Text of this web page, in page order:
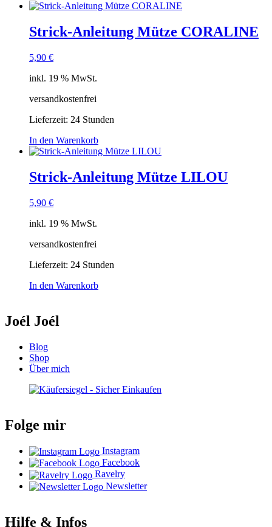
Strick-Anleitung Mütze CORALINE
5,90 €
inkl. 19 % MwSt.
versandkostenfrei
Lieferzeit: 24 Stunden
In den Warenkorb
Strick-Anleitung Mütze LILOU
5,90 €
inkl. 19 % MwSt.
versandkostenfrei
Lieferzeit: 24 Stunden
In den Warenkorb
Joél Joél
Blog
Shop
Über mich
Folge mir
Instagram
Facebook
Ravelry
Newsletter
Hilfe & Infos